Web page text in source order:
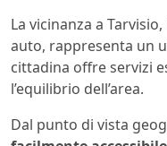
La vicinanza a
auto, rappresenta un
cittadina offre servizi
l’equilibrio dell’area.
Dal punto di vista